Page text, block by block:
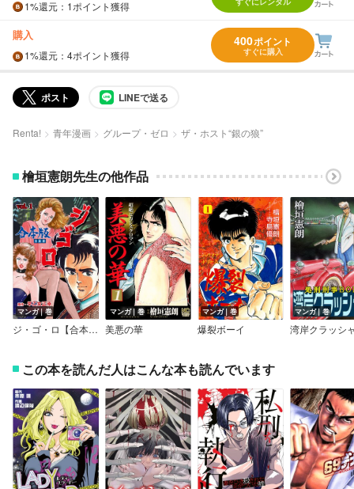
1%還元 ：1ポイント獲得
購入
1%還元 ：4ポイント獲得
400ポイント
すぐに購入
ポスト LINEで送る
Renta! 青年漫画 グループ・ゼロ ザ・ホスト“銀の狼”
檜垣憲朗先生の他作品
マンガ｜巻
ジ・ゴ・ロ【合本版】
マンガ｜巻
美悪の華
マンガ｜巻
爆裂ボーイ
マンガ｜巻
湾岸クラッシ
この本を読んだ人はこんな本も読んでいます